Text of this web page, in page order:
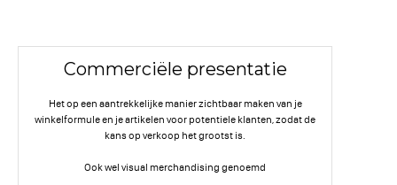
Commerciële presentatie
Het op een aantrekkelijke manier zichtbaar maken van je
winkelformule en je artikelen voor potentiele klanten, zodat de
kans op verkoop het grootst is.
Ook wel visual merchandising genoemd